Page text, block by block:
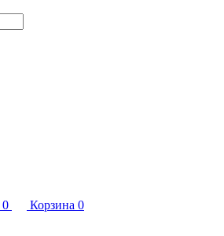
0 Корзина 0